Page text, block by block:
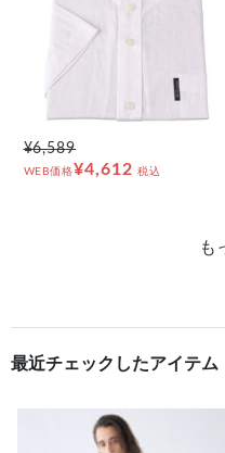
¥6,589
WEB価格¥4,612 税込
も
最近チェックしたアイテム